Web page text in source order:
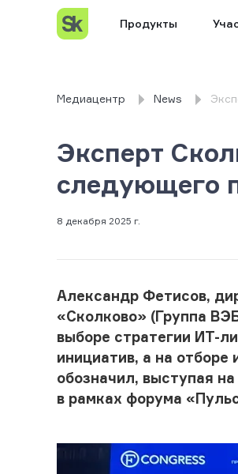
Продукты
Медиацентр News
Эксперт
следующего
8 декабря 2025 г.
Александр Фетисов,
«Сколково» (Группа
выборе стратегии ИТ-
инициатив, а на отборе
обозначил, выступая на
в рамках форума